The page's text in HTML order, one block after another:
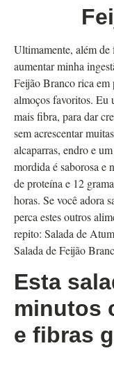
Ultimamente, além de
aumentar minha
Feijão Branco rica em
almoços favoritos. Eu
mais fibra, para dar
sem acrescentar
alcaparras, endro e
mordida é saborosa e
de proteína e 12
horas. Se você adora
perca estes outros
repito: Salada de
Salada de Feijão
Esta
minutos
e fibras